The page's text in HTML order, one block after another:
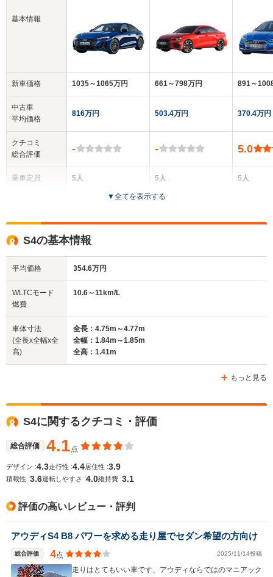
基本情報
新車価格
中古車
平均価格
クチコミ
総合評価
乗車定員
サイズ
(全長x全幅x全高)
WLTCモード
燃費
1035～1065万円
816万円
-
5人
全幅
1.86m
10.4km/L
13.9km/L
15.1km/L
661～798万円
503.4万円
-
5人
4ドア
8.7km/L
891～
370.4万円
5.0
5人
▼全てを表示する
S4の基本情報
平均価格 354.6万円
WLTCモード
燃費
10.6～11km/L
車体寸法
(全長x全幅x全
高)
全長：4.75m～4.77m
全幅：1.84m～1.85m
全高：1.41m
もっと見る
S4に関するクチコミ・評価
総合評価 4.1 点
デザイン :4.3走行性 :4.4居住性 :3.9
積載性 :3.6運転しやすさ :4.0維持費 :3.1
評価の高いレビュー・評判
アウディS4 B8 パワーを求める走り屋でセダン希望の方向け
総合評価 4点 2025/11/14投稿
走りはとてもいい車です、アウディならではのマニアック